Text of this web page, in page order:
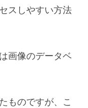
スしやすい方法
画像のデータベ
ものですが、こ